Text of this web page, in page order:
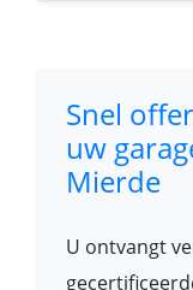
Snel
uw
Mierde
U ontvangt